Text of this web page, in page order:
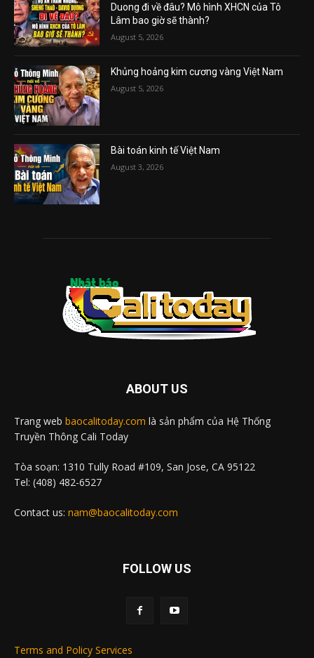
Duong đi về đâu? Mô hình XHCN của Tô
Lâm bao giờ sẽ thành?
August 5, 2026
Khủng hoảng kim cương vàng Việt Nam
August 5, 2026
Bài toán kinh tế Việt Nam
August 3, 2026
ABOUT US
Trang web baocalitoday.com là sản phẩm của Hệ Thống
Truyền Thông Cali Today
Tòa soạn: 1310 Tully Road #109, San Jose, CA 95122
Tel: (408) 482-6527
Contact us: nam@baocalitoday.com
FOLLOW US
Terms and Policy Services